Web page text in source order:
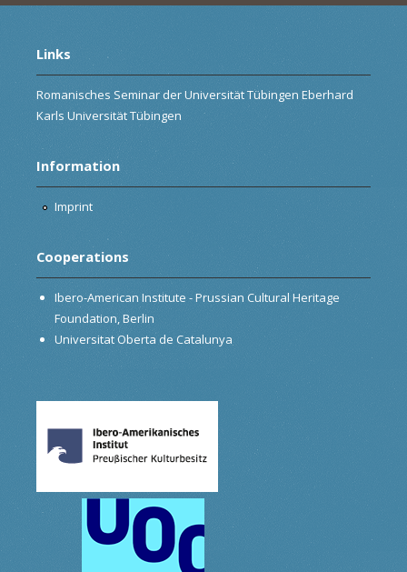
Links
Romanisches Seminar der Universität Tübingen Eberhard
Karls Universität Tübingen
Information
Imprint
Cooperations
Ibero-American Institute - Prussian Cultural Heritage
Foundation, Berlin
Universitat Oberta de Catalunya